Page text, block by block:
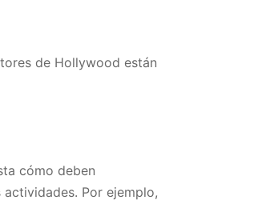
de Hollywood están
cómo deben
Por ejemplo,